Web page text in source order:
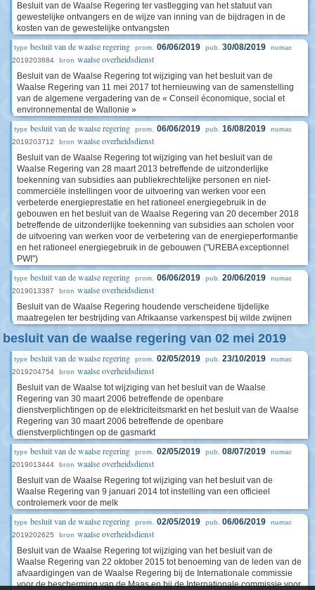
Besluit van de Waalse Regering ter vastlegging van het statuut van
gewestelijke ontvangers en de wijze van inning van de bijdragen in de
kosten van de gewestelijke ontvangsten
type besluit van de waalse regering prom. 06/06/2019 pub. 30/08/2019 numac
2019203884 bron waalse overheidsdienst
Besluit van de Waalse Regering tot wijziging van het besluit van de
Waalse Regering van 11 mei 2017 tot hernieuwing van de samenstelling
van de algemene vergadering van de « Conseil économique, social et
environnemental de Wallonie »
type besluit van de waalse regering prom. 06/06/2019 pub. 16/08/2019 numac
2019203712 bron waalse overheidsdienst
Besluit van de Waalse Regering tot wijziging van het besluit van de
Waalse Regering van 28 maart 2013 betreffende de uitzonderlijke
toekenning van subsidies aan publiekrechtelijke personen en niet-
commerciële instellingen voor de uitvoering van werken voor een
verbeterde energieprestatie en het rationeel energiegebruik in de
gebouwen en het besluit van de Waalse Regering van 20 december 2018
betreffende de uitzonderlijke toekenning van subsidies aan scholen voor
de uitvoering van werken voor de verbetering van de energieperformantie
en het rationeel energiegebruik in de gebouwen ("UREBA exceptionnel
PWI")
type besluit van de waalse regering prom. 06/06/2019 pub. 20/06/2019 numac
2019013387 bron waalse overheidsdienst
Besluit van de Waalse Regering houdende verscheidene tijdelijke
maatregelen ter bestrijding van Afrikaanse varkenspest bij wilde zwijnen
besluit van de waalse regering van 02 mei 2019
type besluit van de waalse regering prom. 02/05/2019 pub. 23/10/2019 numac
2019204754 bron waalse overheidsdienst
Besluit van de Waalse tot wijziging van het besluit van de Waalse
Regering van 30 maart 2006 betreffende de openbare
dienstverplichtingen op de elektriciteitsmarkt en het besluit van de Waalse
Regering van 30 maart 2006 betreffende de openbare
dienstverplichtingen op de gasmarkt
type besluit van de waalse regering prom. 02/05/2019 pub. 08/07/2019 numac
2019013444 bron waalse overheidsdienst
Besluit van de Waalse Regering tot wijziging van het besluit van de
Waalse Regering van 9 januari 2014 tot instelling van een officieel
controlemerk voor de melk
type besluit van de waalse regering prom. 02/05/2019 pub. 06/06/2019 numac
2019202625 bron waalse overheidsdienst
Besluit van de Waalse Regering tot wijziging van het besluit van de
Waalse Regering van 22 oktober 2015 tot benoeming van de leden van de
afvaardigingen van de Waalse Regering bij de Internationale commissie
voor de bescherming van de Maas en bij de Internationale commissie voor